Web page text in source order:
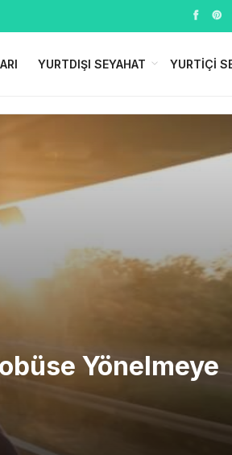
YURTDIŞI SEYAHAT YURTIÇI
Yönelmeye